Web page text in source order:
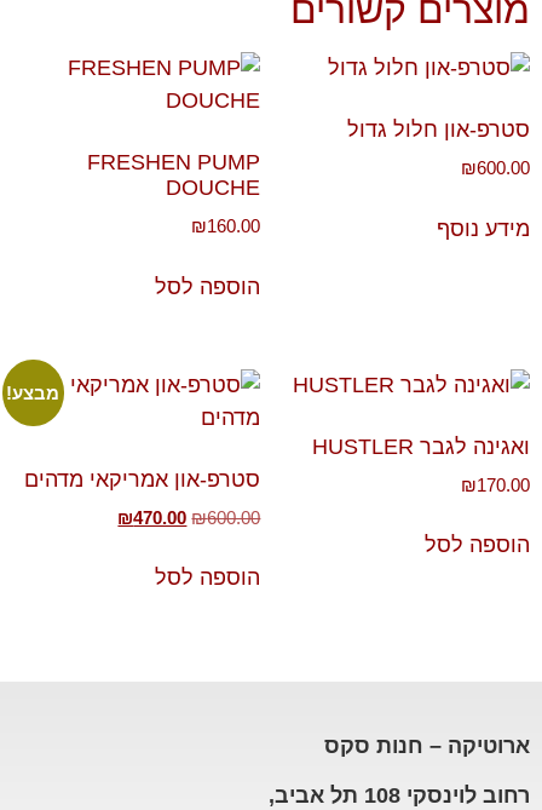
מוצרים קשורים
סטרפ-און חלול גדול
₪600.00
מידע נוסף
FRESHEN PUMP
DOUCHE
₪160.00
הוספה לסל
ואגינה לגבר HUSTLER
₪170.00
הוספה לסל
מבצע!
סטרפ-און אמריקאי מדהים
₪600.00
₪470.00
הוספה לסל
ארוטיקה – חנות סקס
רחוב לוינסקי 108 תל אביב,